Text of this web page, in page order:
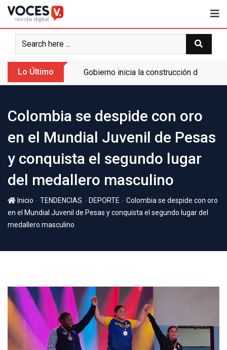
Lo Último Gobierno inicia la construcción de la
Colombia se despide con oro
en el Mundial Juvenil de Pesas
y conquista el segundo lugar
del medallero masculino
Inicio - TENDENCIAS - DEPORTE - Colombia se despide con oro
en el Mundial Juvenil de Pesas y conquista el segundo lugar del
medallero masculino